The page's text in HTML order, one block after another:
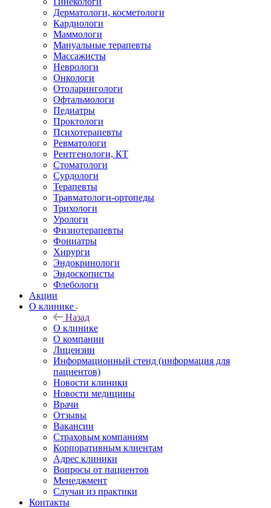
Дерматологи, косметологи
Кардиологи
Маммологи
Мануальные терапевты
Массажисты
Неврологи
Онкологи
Отоларингологи
Офтальмологи
Педиатры
Проктологи
Психотерапевты
Ревматологи
Рентгенологи, КТ
Стоматологи
Сурдологи
Терапевты
Травматологи-ортопеды
Трихологи
Урологи
Физиотерапевты
Фониатры
Хирурги
Эндокринологи
Эндоскописты
Флебологи
Акции
О клинике
Назад
О клинике
О компании
Лицензии
Информационный стенд (информация для
пациентов)
Новости клиники
Новости медицины
Врачи
Отзывы
Вакансии
Страховым компаниям
Корпоративным клиентам
Адрес клиники
Вопросы от пациентов
Менеджмент
Случаи из практики
Контакты